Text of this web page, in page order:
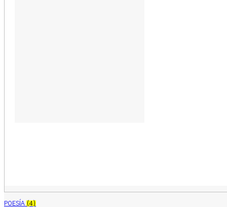
POESÍA (4)